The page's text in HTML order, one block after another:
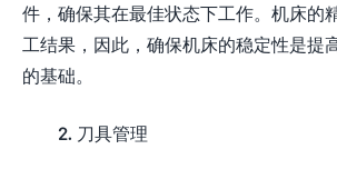
件，确保其在最佳状态下工作。机床的
工结果，因此，确保机床的稳定性是提
的基础。
2. 刀具管理